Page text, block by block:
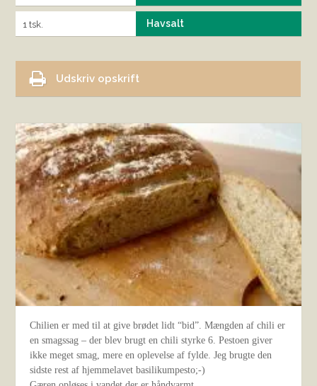
1 tsk. Havsalt
Udskriv opskrift
Chilien er med til at give brødet lidt “bid”. Mængden af chili er
en smagssag – der blev brugt en chili styrke 6. Pestoen giver
ikke meget smag, mere en oplevelse af fylde. Jeg brugte den
sidste rest af hjemmelavet basilikumpesto;-)